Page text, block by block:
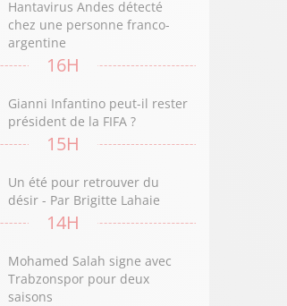
Hantavirus Andes détecté
chez une personne franco-
argentine
16H
Gianni Infantino peut-il rester
président de la FIFA ?
15H
Un été pour retrouver du
désir - Par Brigitte Lahaie
14H
Mohamed Salah signe avec
Trabzonspor pour deux
saisons